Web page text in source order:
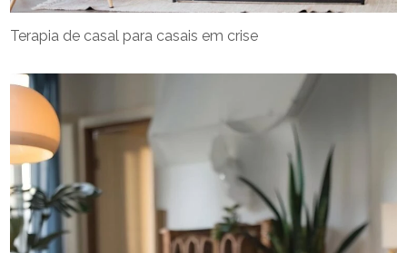
Terapia de casal para casais em crise